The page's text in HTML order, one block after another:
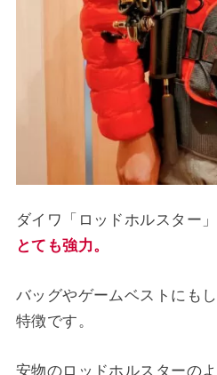
ダイワ「ロッドホルスター」
とても強力。
バッグやゲームベストにも
特徴です。
安物のロッドホルスターの